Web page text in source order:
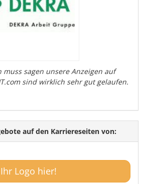
muss sagen unsere Anzeigen auf
sind wirklich sehr gut gelaufen.
auf den Karriereseiten von:
Ihr Logo hier!